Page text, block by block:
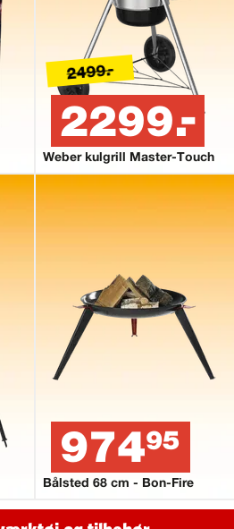
2499.-
2299.-
Weber kulgrill Master-Touch
97495
Bålsted 68 cm - Bon-Fire